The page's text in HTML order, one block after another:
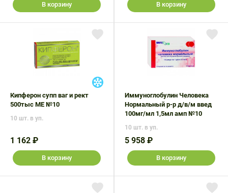
В корзину В корзину
Кипферон супп ваг и рект
500тыс МЕ №10
10 шт. в уп.
1 162 ₽
В корзину
Иммуноглобулин Человека
Нормальный р-р д/в/м введ
100мг/мл 1,5мл амп №10
10 шт. в уп.
5 958 ₽
В корзину